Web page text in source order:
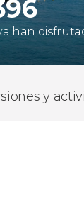
han
y